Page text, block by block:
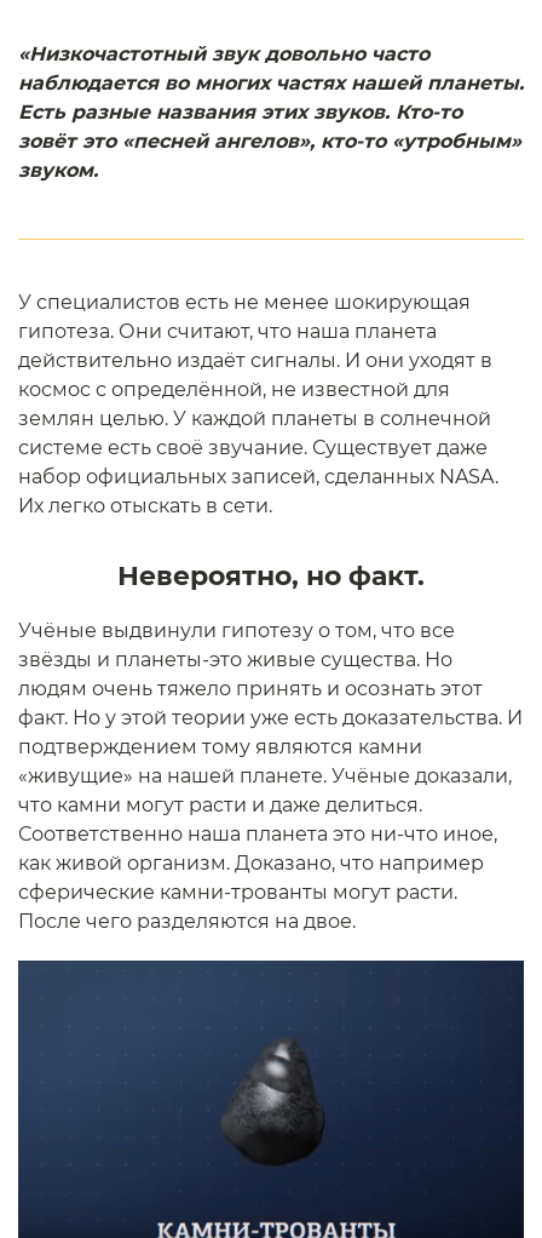
«Низкочастотный звук довольно часто
наблюдается во многих частях нашей планеты.
Есть разные названия этих звуков. Кто-то
зовёт это «песней ангелов», кто-то «утробным»
звуком.
У специалистов есть не менее шокирующая
гипотеза. Они считают, что наша планета
действительно издаёт сигналы. И они уходят в
космос с определённой, не известной для
землян целью. У каждой планеты в солнечной
системе есть своё звучание. Существует даже
набор официальных записей, сделанных NASA.
Их легко отыскать в сети.
Невероятно, но факт.
Учёные выдвинули гипотезу о том, что все
звёзды и планеты-это живые существа. Но
людям очень тяжело принять и осознать этот
факт. Но у этой теории уже есть доказательства. И
подтверждением тому являются камни
«живущие» на нашей планете. Учёные доказали,
что камни могут расти и даже делиться.
Соответственно наша планета это ни-что иное,
как живой организм. Доказано, что например
сферические камни-трованты могут расти.
После чего разделяются на двое.